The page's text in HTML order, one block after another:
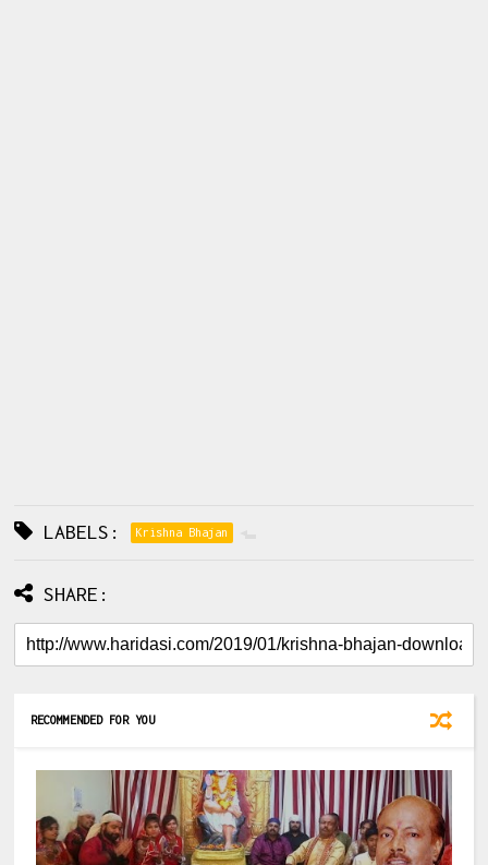
LABELS: Krishna Bhajan
SHARE:
RECOMMENDED FOR YOU